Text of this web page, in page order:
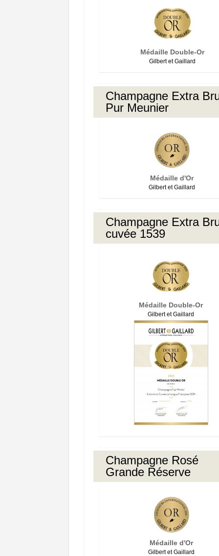
Médaille Double-Or
Gilbert et Gaillard
Champagne Extra
Pur Meunier
Médaille d'Or
Gilbert et Gaillard
Champagne Extra
cuvée 1539
Médaille Double-Or
Gilbert et Gaillard
Champagne Rosé
Grande Réserve
Médaille d'Or
Gilbert et Gaillard